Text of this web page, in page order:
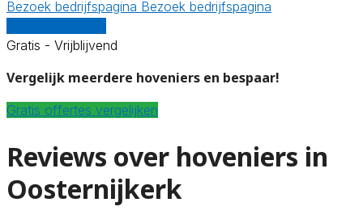
Bezoek bedrijfspagina Bezoek bedrijfspagina
Gratis - Vrijblijvend
Vergelijk meerdere hoveniers en bespaar!
Gratis offertes vergelijken
Reviews over hoveniers in
Oosternijkerk